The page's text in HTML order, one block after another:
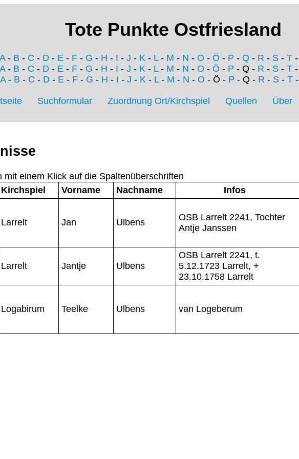
Tote Punkte Ostfriesland
A- B - C - D - E - F - G - H - I - J - K - L- M - N - O - Ö - P - Q - R - S - T -
A- B - C - D - E - F - G - H - I - J - K - L- M - N - O - Ö - P - Q - R - S - T -
A- B - C - D- E- F- G - H - I - J - K- L- M - N - O - Ö - P - Q - R - S- T-
Suchformular Zuordnung Ort/Kirchspiel Quellen Über
mit einem Klick auf die Spaltenüberschriften
Kirchspiel Vorname Nachname Infos
Larrelt Jan Ulbens
OSB Larrelt 2241, Tochter
Antje Janssen
Larrelt Jantje Ulbens
OSB Larrelt 2241, t.
5.12.1723 Larrelt, +
23.10.1758 Larrelt
Logabirum Teelke Ulbens van Logeberum